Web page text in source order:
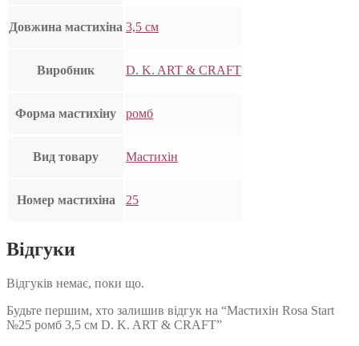
Довжина мастихіна 3,5 см
Виробник D. K. ART & CRAFT
Форма мастихіну ромб
Вид товару Мастихін
Номер мастихіна 25
Відгуки
Відгуків немає, поки що.
Будьте першим, хто залишив відгук на “Мастихін Rosa Start
№25 ромб 3,5 см D. K. ART & CRAFT”